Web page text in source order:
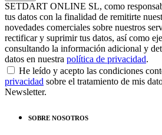
SETDART ONLINE SL, como
tus datos con la finalidad de remitirte
novedades comerciales sobre nuestros
rectificar y suprimir tus datos, así como
consultando la información adicional y
datos en nuestra política de privacidad.
He leído y acepto las condiciones
privacidad sobre el tratamiento de mis
Newsletter.
SOBRE NOSOTROS